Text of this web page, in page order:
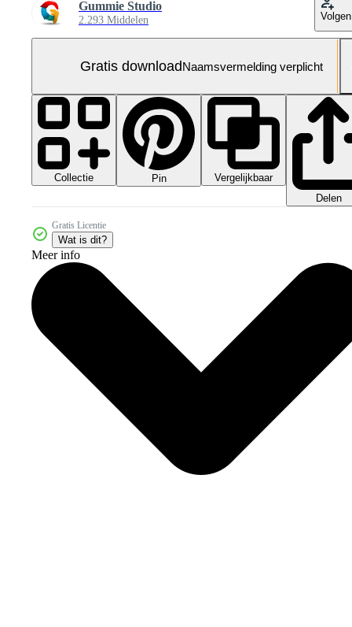
Gummie Studio
2.293 Middelen Volgen
Gratis downloadNaamsvermelding verplicht
Collectie Pin
Vergelijkbaar
Delen
Gratis Licentie
Wat is dit?
Meer info